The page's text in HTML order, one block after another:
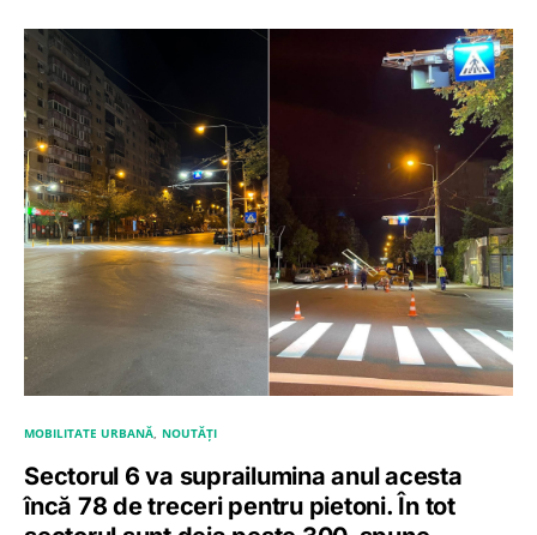
MOBILITATE URBANĂ NOUTĂȚI
Sectorul 6 va suprailumina anul acesta
încă 78 de treceri pentru pietoni. În tot